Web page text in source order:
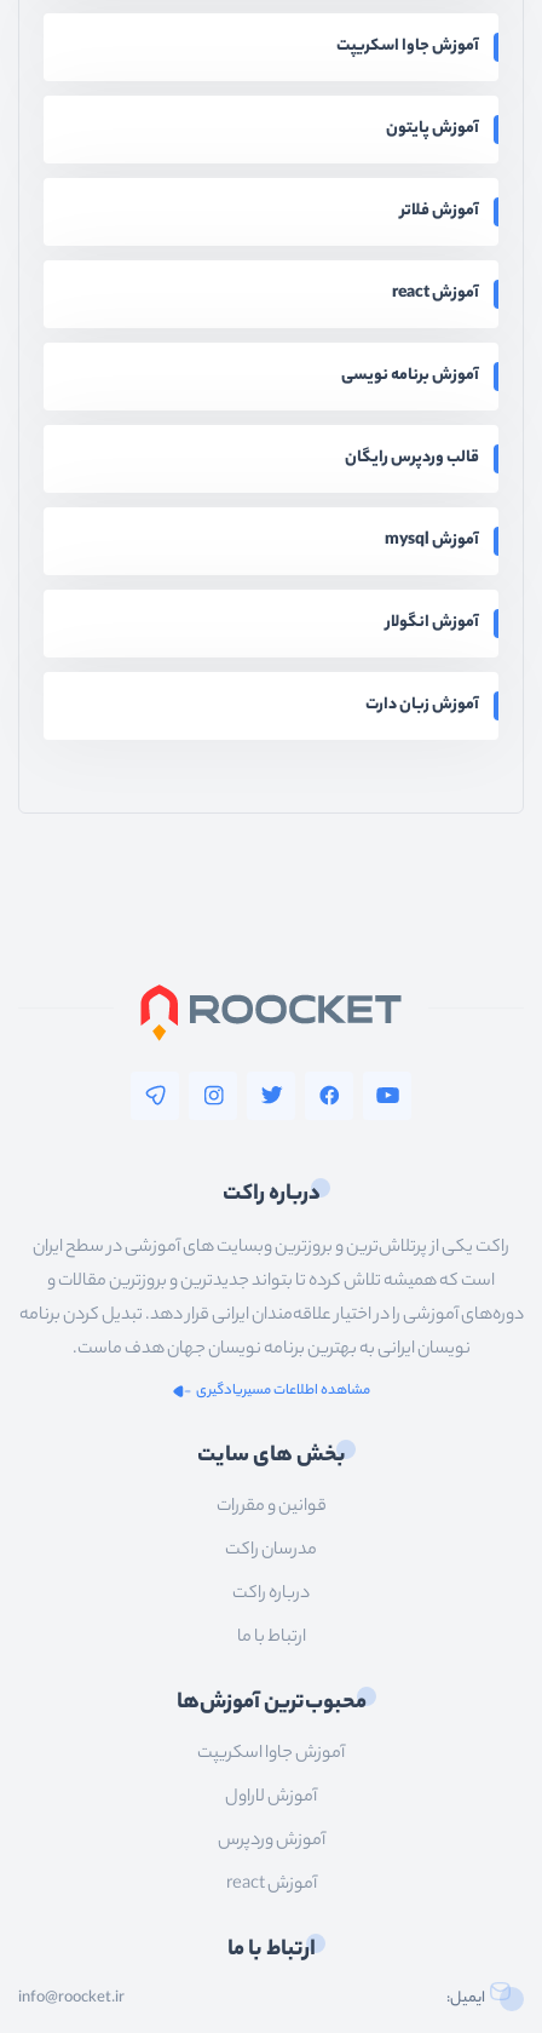
آموزش جاوا اسکریپت
آموزش پایتون
آموزش فلاتر
آموزش react
آموزش برنامه نویسی
قالب وردپرس رایگان
آموزش mysql
آموزش انگولار
آموزش زبان دارت
درباره راکت
راکت یکی از پرتلاش‌ترین و بروزترین وبسایت های آموزشی در سطح ایران
است که همیشه تلاش کرده تا بتواند جدیدترین و بروزترین مقالات و
دوره‌های آموزشی را در اختیار علاقه‌مندان ایرانی قرار دهد. تبدیل کردن برنامه
نویسان ایرانی به بهترین برنامه نویسان جهان هدف ماست.
مشاهده اطلاعات مسیریادگیری
بخش های سایت
قوانین و مقررات
مدرسان راکت
درباره راکت
ارتباط با ما
محبوب‌ترین آموزش‌ها
آموزش جاوا اسکریپت
آموزش لاراول
آموزش وردپرس
آموزش react
ارتباط با ما
ایمیل: info@roocket.ir